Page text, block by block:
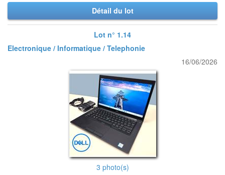
Détail du lot
Lot n° 1.14
Electronique / Informatique / Telephonie
16/06/2026
3 photo(s)